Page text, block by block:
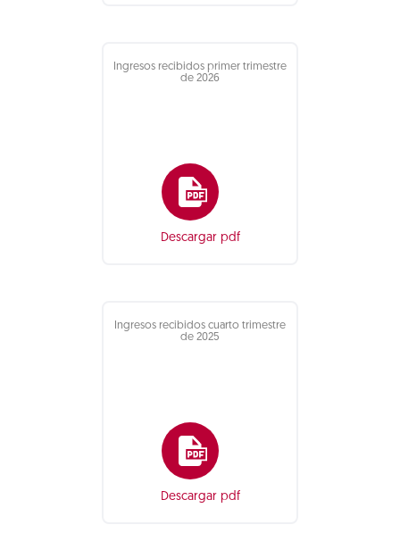
Ingresos recibidos primer trimestre
de 2026
Descargar pdf
Ingresos recibidos cuarto trimestre
de 2025
Descargar pdf